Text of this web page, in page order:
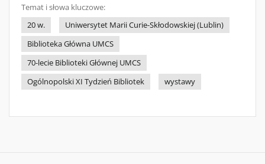
Temat i słowa kluczowe:
20 w.
Uniwersytet Marii Curie-Skłodowskiej (Lublin)
Biblioteka Główna UMCS
70-lecie Biblioteki Głównej UMCS
Ogólnopolski XI Tydzień Bibliotek
wystawy